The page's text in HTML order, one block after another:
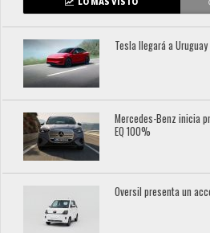
LO MÁS VISTO
Tesla llegará a Uruguay
Mercedes-Benz inicia
EQ 100%
Oversil presenta un